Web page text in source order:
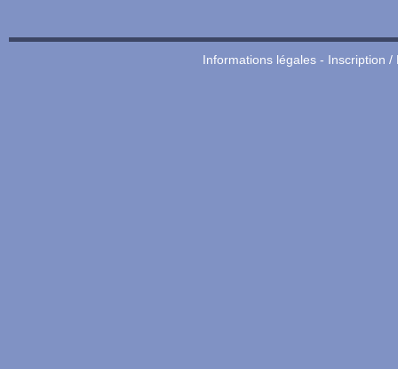
Informations légales- Inscription